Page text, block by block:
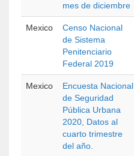
mes de diciembre
Mexico
Censo Nacional
de Sistema
Penitenciario
Federal 2019
Mexico
Encuesta Nacional
de Seguridad
Pública Urbana
2020, Datos al
cuarto trimestre
del año.